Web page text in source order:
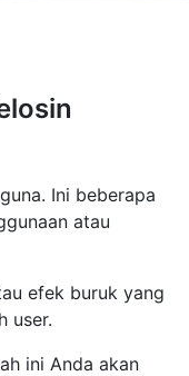
Ini beberapa
atau
efek buruk yang
user.
ini Anda akan